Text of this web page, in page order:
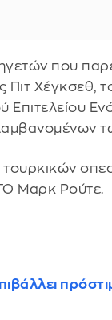
που
Πιτ Χέγκσεθ,
Επιτελείου
Μαρκ Ρούτε.